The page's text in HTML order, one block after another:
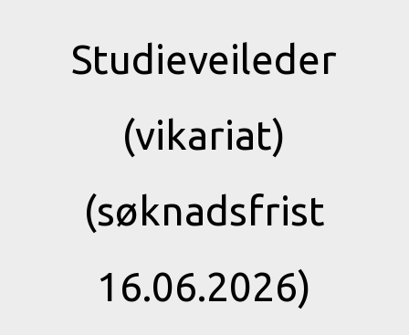
Studieveileder
(vikariat)
(søknadsfrist
16.06.2026)